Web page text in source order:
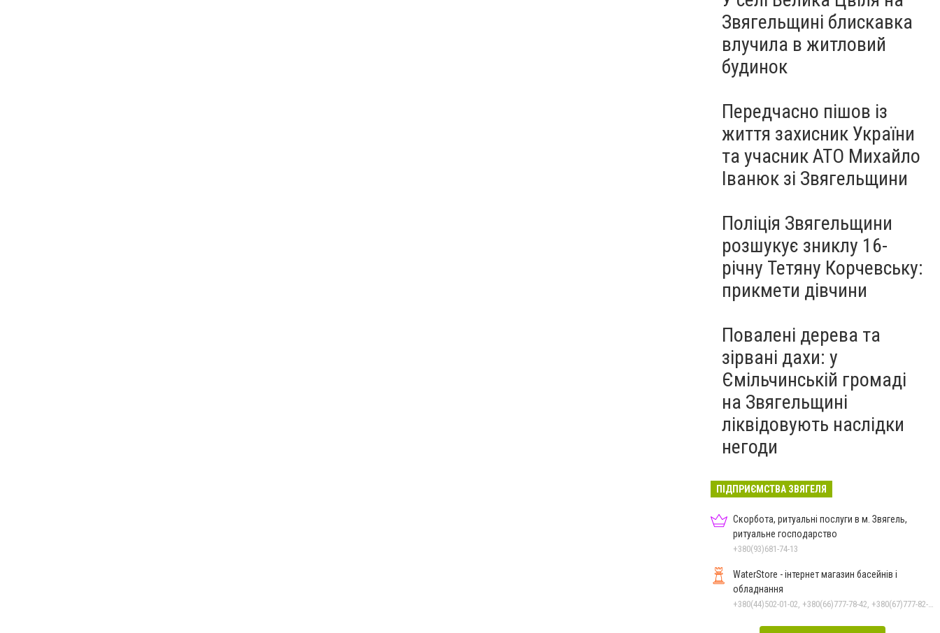
Звягельщині блискавка
влучила в житловий
будинок
Передчасно пішов із
життя захисник України
та учасник АТО Михайло
Іванюк зі Звягельщини
Поліція Звягельщини
розшукує зниклу 16-
річну Тетяну Корчевську:
прикмети дівчини
Повалені дерева та
зірвані дахи: у
Ємільчинській громаді
на Звягельщині
ліквідовують наслідки
негоди
ПІДПРИЄМСТВА ЗВЯГЕЛЯ
Скорбота, ритуальні послуги в м. Звягель,
ритуальне господарство
+380(93)681-74-13
WaterStore - інтернет магазин басейнів і
обладнання
+380(44)502-01-02, +380(66)777-78-42, +380(67)777-82-19, +380(67)890-80-80, +380(73)890-80-80, +380(44)502-01-03